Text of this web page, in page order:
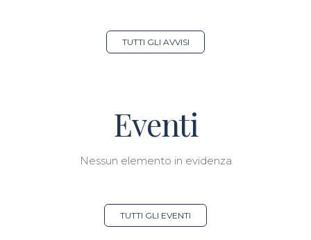
TUTTI GLI AVVISI
Eventi
Nessun elemento in evidenza
TUTTI GLI EVENTI